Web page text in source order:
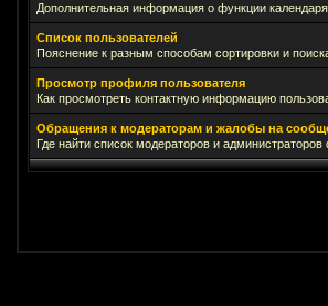
Дополнительная информация о функции
Список пользователей
Пояснение к разным способам сортировки и
Просмотр профиля пользователя
Как просмотреть контактную информацию
Обращения к модераторам и жалобы на
Где найти список модераторов и администраторов